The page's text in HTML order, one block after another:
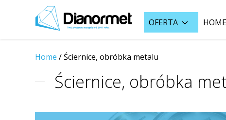
OFERTA HOME
Home / Ściernice, obróbka metalu
Ściernice, obróbka